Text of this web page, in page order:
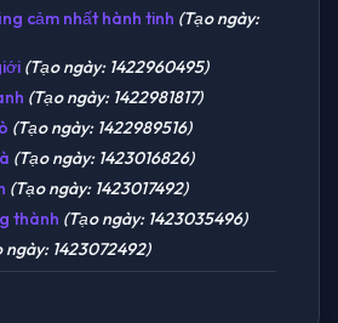
cảm nhất hành tinh (Tạo ngày:
(Tạo ngày: 1422960495)
(Tạo ngày: 1422981817)
(Tạo ngày: 1422989516)
(Tạo ngày: 1423016826)
(Tạo ngày: 1423017492)
thành (Tạo ngày: 1423035496)
ngày: 1423072492)